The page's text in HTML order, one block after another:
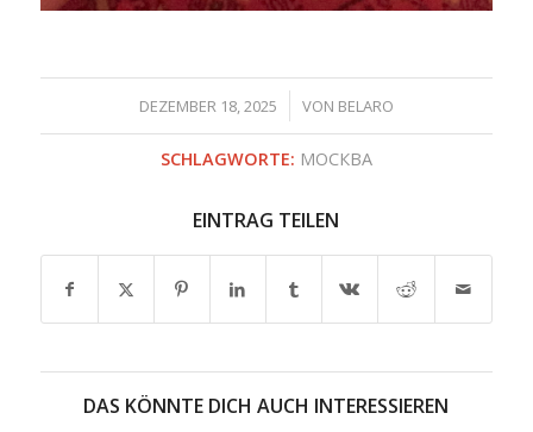
DEZEMBER 18, 2025
/ VON BELARO
SCHLAGWORTE: МОСКВА
EINTRAG TEILEN
DAS KÖNNTE DICH AUCH INTERESSIEREN